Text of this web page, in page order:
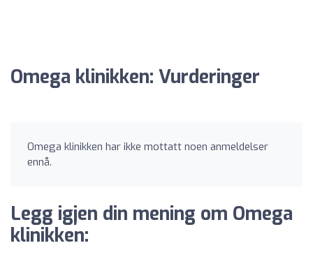
Omega klinikken: Vurderinger
Omega klinikken har ikke mottatt noen anmeldelser
ennå.
Legg igjen din mening om Omega
klinikken: